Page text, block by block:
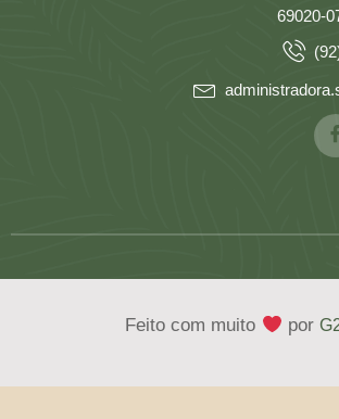
69020-
Feito com muito por